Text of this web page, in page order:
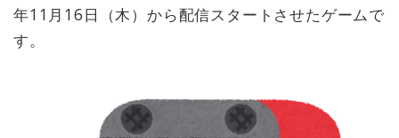
年11月16日（木）から配信スタートさせたゲームで
す。